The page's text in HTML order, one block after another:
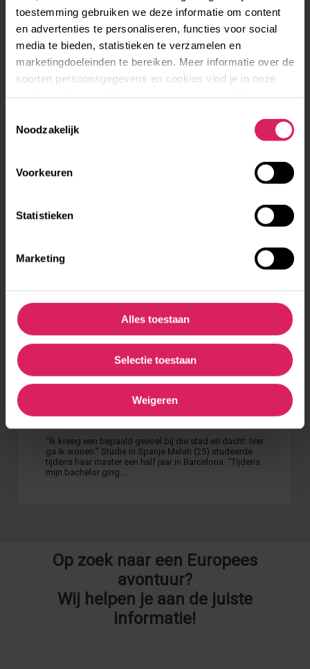
toestemming gebruiken we deze informatie om content
en advertenties te personaliseren, functies voor social
media te bieden, statistieken te verzamelen en
marketingdoeleinden te bereiken. Meer informatie over de
soorten persoonsgegevens en cookies vind je in onze
Noodzakelijk
Voorkeuren
Statistieken
Marketing
Alles toestaan
Selectie toestaan
Weigeren
'We willen hun dagelijkse leven een beetje meer spark
geven: wat meer licht, wat meer plezier.' Een netwerk
van verbinding met een Solidariteitsproject Wanneer je
als jonge Oekraïner in een nieuw land…
Een
studeren
Barcelona
Een half jaar studeren in Barcelona
‘‘Ik kreeg een bepaald gevoel bij die stad en dacht: hier
ga ik wonen.’’ Studie in Spanje Melati (25) studeerde
tijdens haar master een half jaar in Barcelona. ‘‘Tijdens
mijn bachelor ging…
Op zoek naar een Europees
avontuur?
Wij helpen je aan de juiste
informatie!